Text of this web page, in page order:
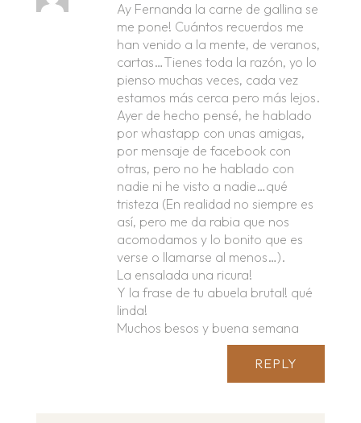
Ay Fernanda la carne de gallina se
me pone! Cuántos recuerdos me
han venido a la mente, de veranos,
cartas…Tienes toda la razón, yo lo
pienso muchas veces, cada vez
estamos más cerca pero más lejos.
Ayer de hecho pensé, he hablado
por whastapp con unas amigas,
por mensaje de facebook con
otras, pero no he hablado con
nadie ni he visto a nadie…qué
tristeza (En realidad no siempre es
así, pero me da rabia que nos
acomodamos y lo bonito que es
verse o llamarse al menos…).
La ensalada una ricura!
Y la frase de tu abuela brutal! qué
linda!
Muchos besos y buena semana
REPLY